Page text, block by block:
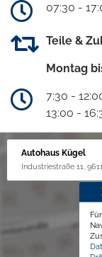
07:30 -
Teile &
Montag
7:30 -
13:00 -
Autohaus Kügel
Industriestraße 11,